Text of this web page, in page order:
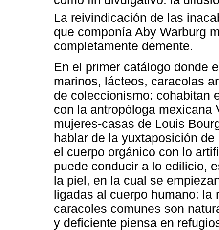
La reivindicación de las
que componía Aby Warburg
completamente demente.
En el primer catálogo donde
marinos, lácteos, caracolas
de coleccionismo: cohabitan
con la antropóloga mexicana
mujeres-casas de Louis
hablar de la yuxtaposición
el cuerpo orgánico con lo
puede conducir a lo edilicio,
la piel, en la cual se
ligadas al cuerpo humano: la
caracoles comunes son
y deficiente piensa en